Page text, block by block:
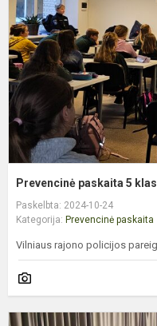
Prevencinė paskaita 5
Paskelbta: 2024-10-24
Kategorija: Prevencinė paskaita
Vilniaus rajono policijos